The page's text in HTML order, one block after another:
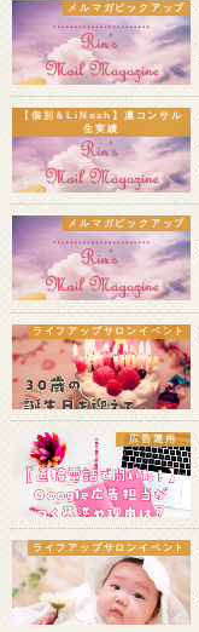
メルマガピックアップ
【個別＆LiNoah】凛コンサル
生実績
メルマガピックアップ
ライフアップサロンイベント
広告運用
ライフアップサロンイベント